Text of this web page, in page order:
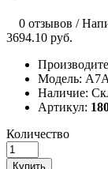
0 отзывов /
3694.10 руб.
Модель:
Наличие:
Артикул:
Количество
Купить